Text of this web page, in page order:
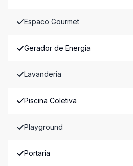
Espaco Gourmet
Gerador de Energia
Lavanderia
Piscina Coletiva
Playground
Portaria